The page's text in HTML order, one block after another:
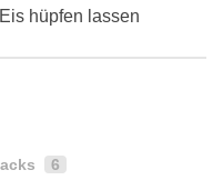
hüpfen lassen
6